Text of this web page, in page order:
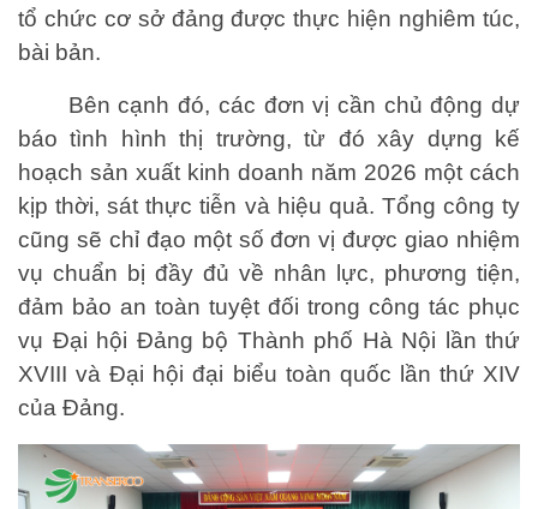
tổ chức cơ sở đảng được thực hiện nghiêm túc,
bài bản.
Bên cạnh đó, các đơn vị cần chủ động dự
báo tình hình thị trường, từ đó xây dựng kế
hoạch sản xuất kinh doanh năm 2026 một cách
kịp thời, sát thực tiễn và hiệu quả. Tổng công ty
cũng sẽ chỉ đạo một số đơn vị được giao nhiệm
vụ chuẩn bị đầy đủ về nhân lực, phương tiện,
đảm bảo an toàn tuyệt đối trong công tác phục
vụ Đại hội Đảng bộ Thành phố Hà Nội lần thứ
XVIII và Đại hội đại biểu toàn quốc lần thứ XIV
của Đảng.